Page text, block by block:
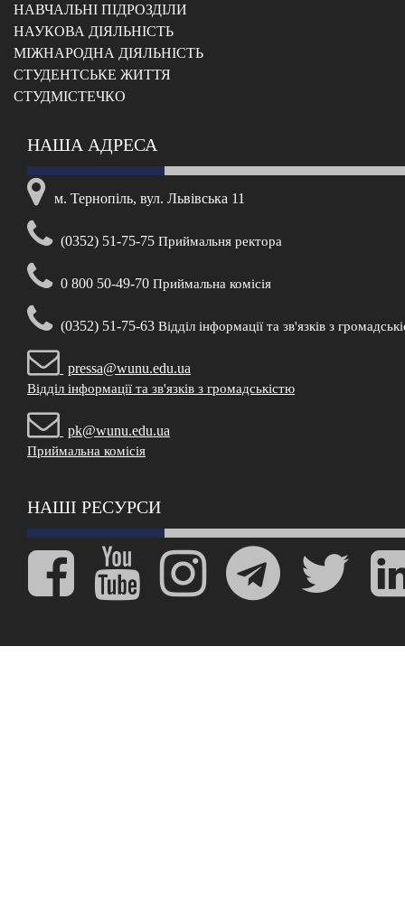
НАВЧАЛЬНІ ПІДРОЗДІЛИ
НАУКОВА ДІЯЛЬНІСТЬ
МІЖНАРОДНА ДІЯЛЬНІСТЬ
CТУДЕНТСЬКЕ ЖИТТЯ
CТУДМІСТЕЧКО
НАША АДРЕСА
м. Тернопіль, вул. Львівська 11
(0352) 51-75-75 Приймальня ректора
0 800 50-49-70 Приймальна комісія
(0352) 51-75-63 Відділ інформації та зв'язків з
pressa@wunu.edu.ua
Відділ інформації та зв'язків з громадськістю
pk@wunu.edu.ua
Приймальна комісія
НАШІ РЕСУРСИ